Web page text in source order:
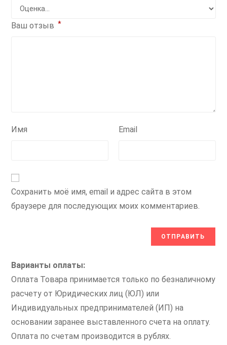
Ваш отзыв *
Имя Email
Сохранить моё имя, email и адрес сайта в этом
браузере для последующих моих комментариев.
Варианты оплаты:
Оплата Товара принимается только по безналичному
расчету от Юридических лиц (ЮЛ) или
Индивидуальных предпринимателей (ИП) на
основании заранее выставленного счета на оплату.
Оплата по счетам производится в рублях.